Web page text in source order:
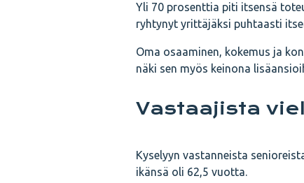
Yli 70 prosenttia piti itsensä
ryhtynyt yrittäjäksi puhtaasti
Oma osaaminen, kokemus ja
näki sen myös keinona
Vastaajista
Kyselyyn vastanneista
ikänsä oli 62,5 vuotta.